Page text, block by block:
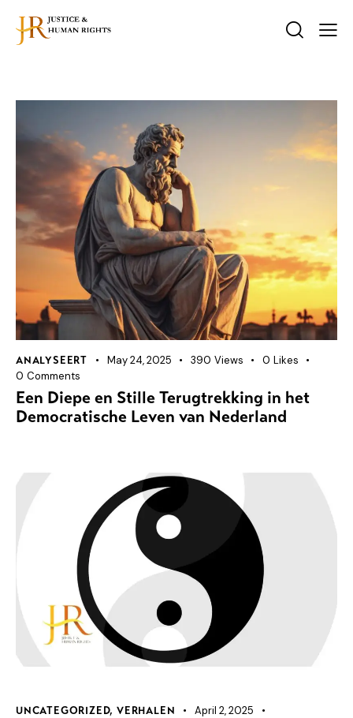
ANALYSEERT May 24, 2025 390 Views 0 Likes
0 Comments
Een Diepe en Stille Terugtrekking in het
Democratische Leven van Nederland
UNCATEGORIZED,VERHALEN
April 2, 2025